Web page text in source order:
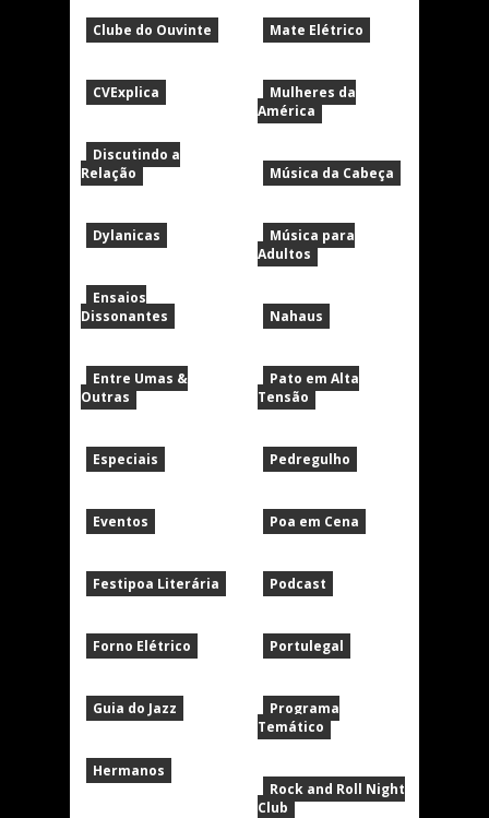
Clube do Ouvinte
CVExplica
Discutindo a
Relação
Dylanicas
Ensaios
Dissonantes
Entre Umas &
Outras
Especiais
Eventos
Festipoa Literária
Forno Elétrico
Guia do Jazz
Hermanos
Mate Elétrico
Mulheres da
América
Música da Cabeça
Música para
Adultos
Nahaus
Pato em Alta
Tensão
Pedregulho
Poa em Cena
Podcast
Portulegal
Programa
Temático
Rock and Roll Night
Club